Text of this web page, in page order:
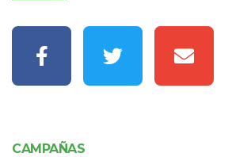
CAMPAÑAS